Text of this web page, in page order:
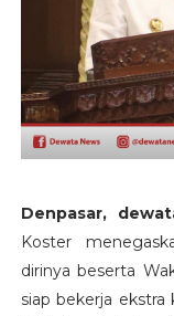
Denpasar,
Koster
dirinya beserta
siap bekerja